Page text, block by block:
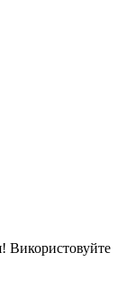
Використовуйте